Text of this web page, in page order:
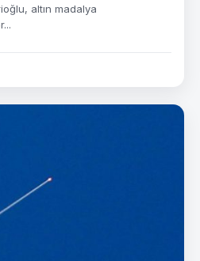
altın madalya